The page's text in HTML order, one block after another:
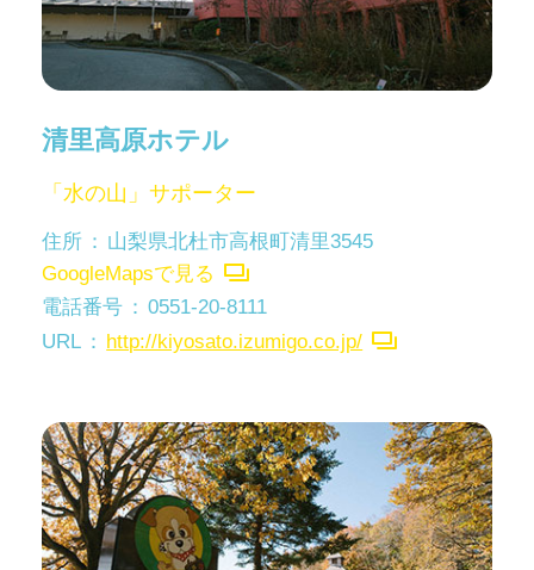
清里高原ホテル
「水の山」サポーター
住所
山梨県北杜市高根町清里3545
GoogleMapsで見る
電話番号
0551-20-8111
URL
http://kiyosato.izumigo.co.jp/